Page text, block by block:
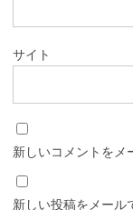
サイト
新しいコメントをメ
新しい投稿をメール